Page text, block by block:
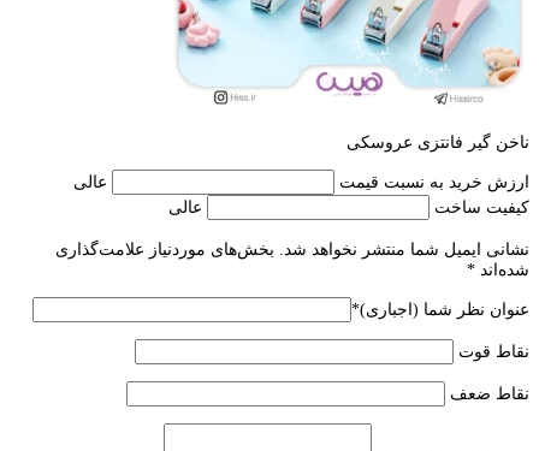
ناخن گیر فانتزی عروسکی
ارزش خرید به نسبت قیمت
عالی
کیفیت ساخت
عالی
نشانی ایمیل شما منتشر نخواهد شد. بخش‌های موردنیاز علامت‌گذاری
شده‌اند *
عنوان نظر شما (اجباری)*
نقاط قوت
نقاط ضعف